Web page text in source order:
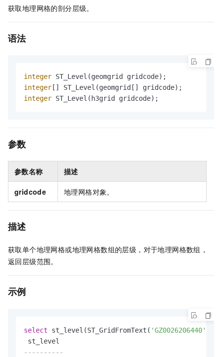
获取地理网格的剖分层级。
语法
integer
integer
integer ST_Level(h3grid gridcode);
参数
参数名称 描述
gridcode 地理网格对象。
描述
获取单个地理网格或地理网格数组的层级，对于地理网格数组，
返回层级范围。
示例
select st_level(ST_GridFromText( 'GZ0026206440'
----------